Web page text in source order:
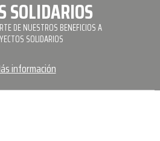
SOLIDARIOS
DE NUESTROS BENEFICIOS A
SOLIDARIOS
información